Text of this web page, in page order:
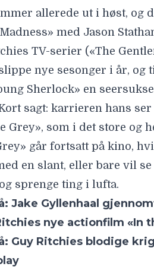
Jake Gyllenhaal
nye actionfilm «In
Guy Ritchies blodige
LES